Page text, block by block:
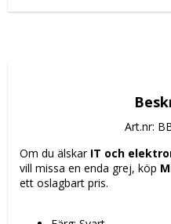
Art.nr:
Om du älskar IT och
vill missa en enda grej, köp
ett oslagbart pris.